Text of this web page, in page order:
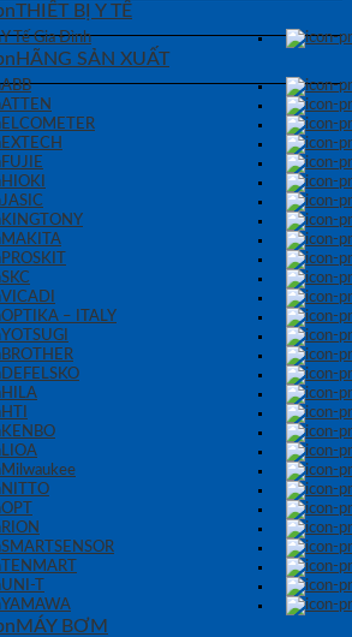
THIẾT BỊ Y TẾ
Y Tế Gia Đình
HÃNG SẢN XUẤT
ABB
ATTEN
ELCOMETER
EXTECH
FUJIE
HIOKI
JASIC
KINGTONY
MAKITA
PROSKIT
SKC
VICADI
OPTIKA – ITALY
YOTSUGI
BROTHER
DEFELSKO
HILA
HTI
KENBO
LIOA
Milwaukee
NITTO
OPT
RION
SMARTSENSOR
TENMART
UNI-T
YAMAWA
MÁY BƠM